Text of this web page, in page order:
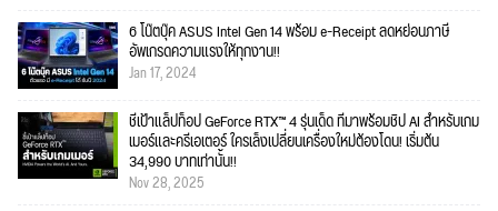
6 โน๊ตบุ๊ค ASUS Intel Gen 14 พร้อม e-Receipt ลดหย่อนภาษี
อัพเกรดความแรงให้ทุกงาน!!
Jan 17, 2024
ชี้เป้าแล็ปท็อป GeForce RTX™ 4 รุ่นเด็ด ที่มาพร้อมชิป AI สำหรับเกม
เมอร์และครีเอเตอร์ ใครเล็งเปลี่ยนเครื่องใหม่ต้องโดน! เริ่มต้น
34,990 บาทเท่านั้น!!
Nov 28, 2025